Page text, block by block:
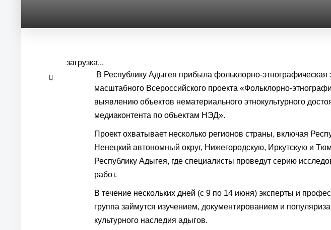
загрузка...
В Республику Адыгея прибыла фольклорно-этнографическая
масштабного Всероссийского проекта «Фольклорно-
выявлению объектов нематериального этнокультурного
медиаконтента по объектам НЭД».
Проект охватывает несколько регионов страны, включая
Ненецкий автономный округ, Нижегородскую, Иркутскую и
Республику Адыгея, где специалисты проведут серию
работ.
В течение нескольких дней (с 9 по 14 июня) эксперты и
группа займутся изучением, документированием и
культурного наследия адыгов.